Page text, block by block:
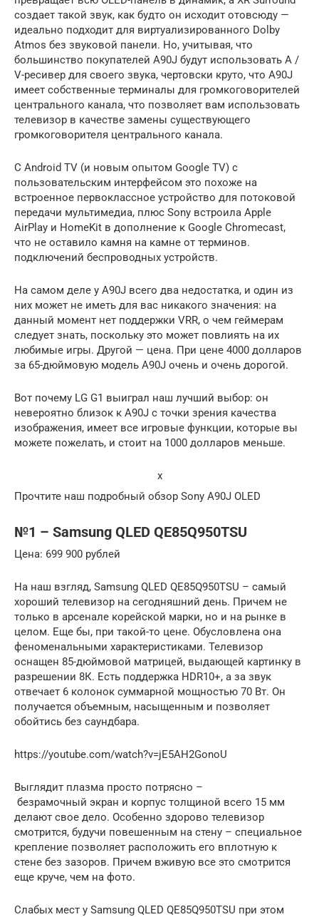
создает такой звук, как будто он исходит отовсюду —
идеально подходит для виртуализированного Dolby
Atmos без звуковой панели. Но, учитывая, что
большинство покупателей A90J будут использовать A /
V-ресивер для своего звука, чертовски круто, что A90J
имеет собственные терминалы для громкоговорителей
центрального канала, что позволяет вам использовать
телевизор в качестве замены существующего
громкоговорителя центрального канала.
С Android TV (и новым опытом Google TV) с
пользовательским интерфейсом это похоже на
встроенное первоклассное устройство для потоковой
передачи мультимедиа, плюс Sony встроила Apple
AirPlay и HomeKit в дополнение к Google Chromecast,
что не оставило камня на камне от терминов.
подключений беспроводных устройств.
На самом деле у A90J всего два недостатка, и один из
них может не иметь для вас никакого значения: на
данный момент нет поддержки VRR, о чем геймерам
следует знать, поскольку это может повлиять на их
любимые игры. Другой — цена. При цене 4000 долларов
за 65-дюймовую модель A90J очень и очень дорогой.
Вот почему LG G1 выиграл наш лучший выбор: он
невероятно близок к A90J с точки зрения качества
изображения, имеет все игровые функции, которые вы
можете пожелать, и стоит на 1000 долларов меньше.
x
Прочтите наш подробный обзор Sony A90J OLED
№1 – Samsung QLED QE85Q950TSU
Цена: 699 900 рублей
На наш взгляд, Samsung QLED QE85Q950TSU – самый
хороший телевизор на сегодняшний день. Причем не
только в арсенале корейской марки, но и на рынке в
целом. Еще бы, при такой-то цене. Обусловлена она
феноменальными характеристиками. Телевизор
оснащен 85-дюймовой матрицей, выдающей картинку в
разрешении 8К. Есть поддержка HDR10+, а за звук
отвечает 6 колонок суммарной мощностью 70 Вт. Он
получается объемным, насыщенным и позволяет
обойтись без саундбара.
https://youtube.com/watch?v=jE5AH2GonoU
Выглядит плазма просто потрясно –
безрамочный экран и корпус толщиной всего 15 мм
делают свое дело. Особенно здорово телевизор
смотрится, будучи повешенным на стену – специальное
крепление позволяет расположить его вплотную к
стене без зазоров. Причем вживую все это смотрится
еще круче, чем на фото.
Слабых мест у Samsung QLED QE85Q950TSU при этом